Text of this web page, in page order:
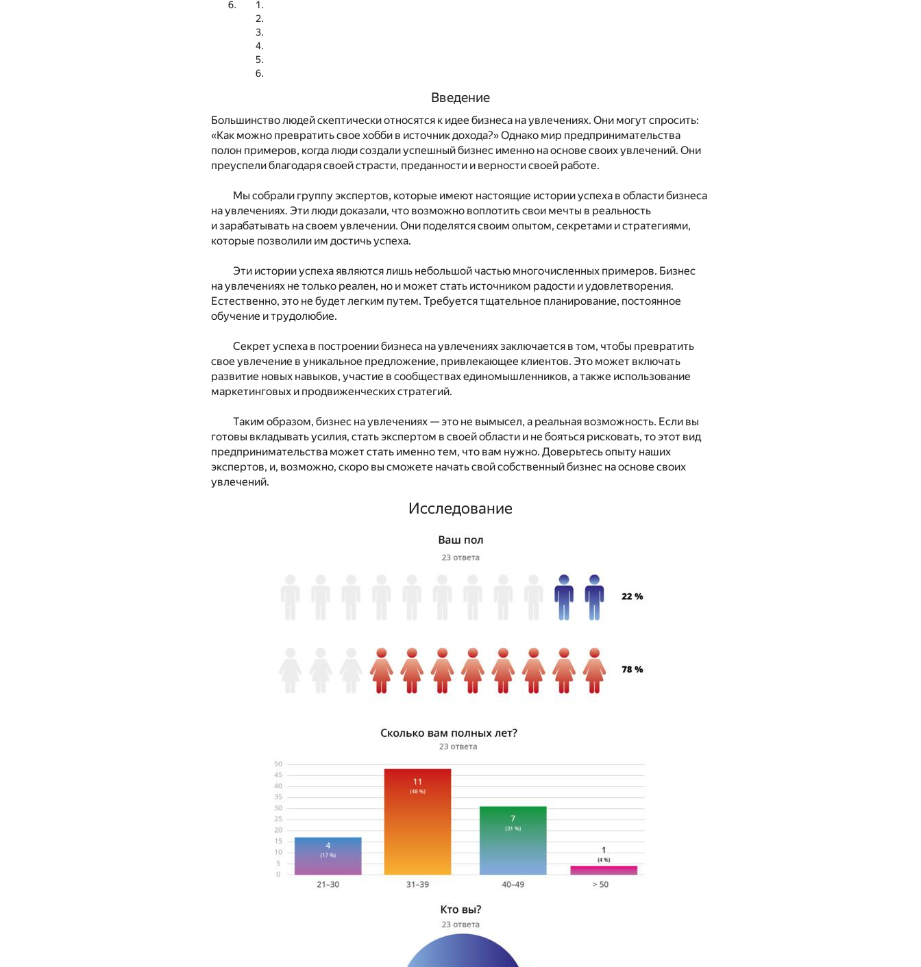
Введение
Большинство людей скептически относятся к идее бизнеса на увлечениях. Они могут спросить:
«Как можно превратить свое хобби в источник дохода?» Однако мир предпринимательства
полон примеров, когда люди создали успешный бизнес именно на основе своих увлечений. Они
преуспели благодаря своей страсти, преданности и верности своей работе.
Мы собрали группу экспертов, которые имеют настоящие истории успеха в области бизнеса
на увлечениях. Эти люди доказали, что возможно воплотить свои мечты в реальность
и зарабатывать на своем увлечении. Они поделятся своим опытом, секретами и стратегиями,
которые позволили им достичь успеха.
Эти истории успеха являются лишь небольшой частью многочисленных примеров. Бизнес
на увлечениях не только реален, но и может стать источником радости и удовлетворения.
Естественно, это не будет легким путем. Требуется тщательное планирование, постоянное
обучение и трудолюбие.
Секрет успеха в построении бизнеса на увлечениях заключается в том, чтобы превратить
свое увлечение в уникальное предложение, привлекающее клиентов. Это может включать
развитие новых навыков, участие в сообществах единомышленников, а также использование
маркетинговых и продвиженческих стратегий.
Таким образом, бизнес на увлечениях — это не вымысел, а реальная возможность. Если вы
готовы вкладывать усилия, стать экспертом в своей области и не бояться рисковать, то этот вид
предпринимательства может стать именно тем, что вам нужно. Доверьтесь опыту наших
экспертов, и, возможно, скоро вы сможете начать свой собственный бизнес на основе своих
увлечений.
Исследование